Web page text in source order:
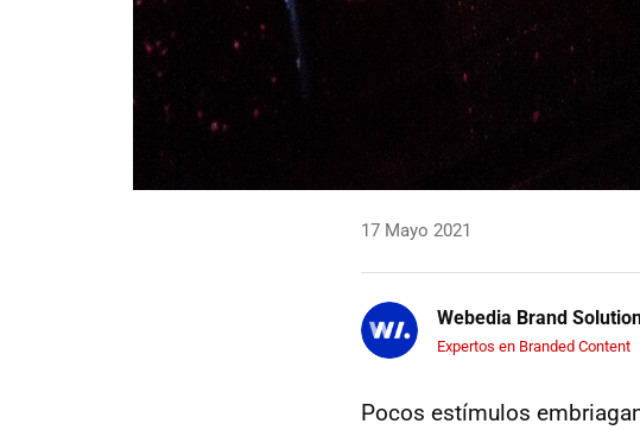
17 Mayo 2021
Webedia Brand
Expertos en Branded Content
Pocos estímulos